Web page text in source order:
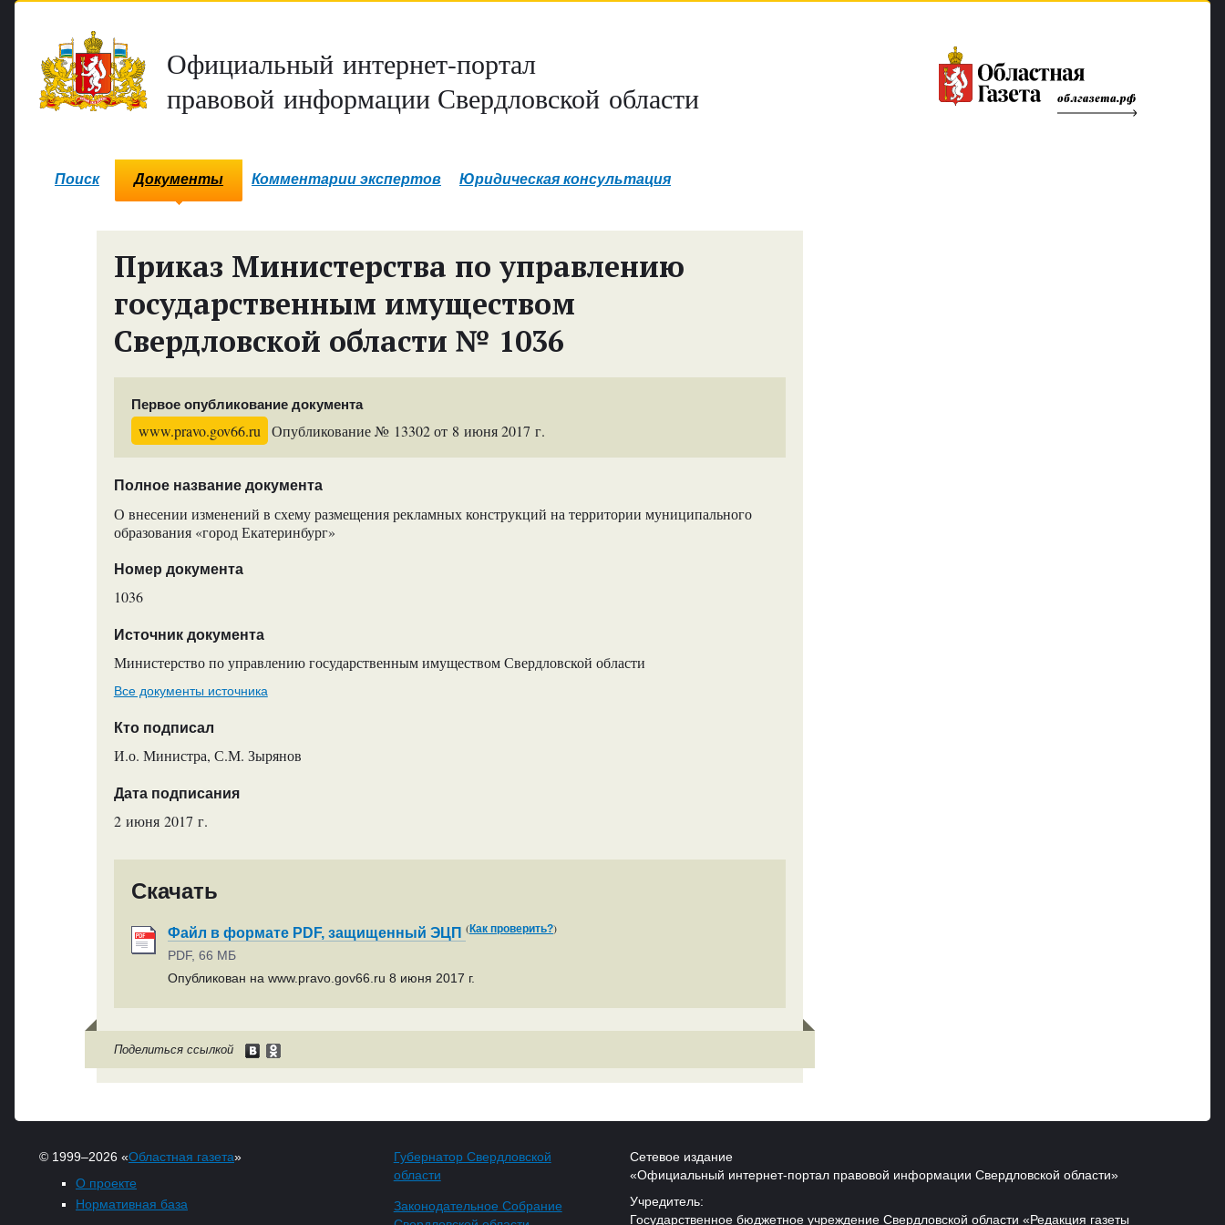
Официальный интернет-портал
правовой информации Свердловской области
Поиск Документы Комментарии экспертов Юридическая консультация
Приказ Министерства по управлению
государственным имуществом
Свердловской области № 1036
Первое опубликование документа
www.pravo.gov66.ru Опубликование № 13302 от 8 июня 2017 г.
Полное название документа
О внесении изменений в схему размещения рекламных конструкций на территории муниципального
образования «город Екатеринбург»
Номер документа
1036
Источник документа
Министерство по управлению государственным имуществом Свердловской области
Все документы источника
Кто подписал
И.о. Министра, С.М. Зырянов
Дата подписания
2 июня 2017 г.
Скачать
Файл в формате PDF, защищенный ЭЦП (Как проверить?)
PDF, 66 МБ
Опубликован на www.pravo.gov66.ru 8 июня 2017 г.
Поделиться ссылкой
© 1999–2026 «Областная газета»
О проекте
Нормативная база
Губернатор Свердловской
области
Законодательное Собрание
Сетевое издание
«Официальный интернет-портал правовой информации Свердловской области»
Учредитель:
Государственное бюджетное учреждение Свердловской области «Редакция газеты